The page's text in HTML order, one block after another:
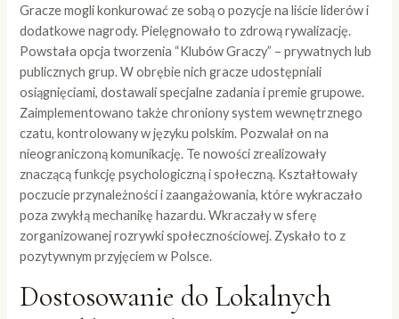
Gracze mogli konkurować ze sobą o pozycje na liście liderów i
dodatkowe nagrody. Pielęgnowało to zdrową rywalizację.
Powstała opcja tworzenia “Klubów Graczy” – prywatnych lub
publicznych grup. W obrębie nich gracze udostępniali
osiągnięciami, dostawali specjalne zadania i premie grupowe.
Zaimplementowano także chroniony system wewnętrznego
czatu, kontrolowany w języku polskim. Pozwalał on na
nieograniczoną komunikację. Te nowości zrealizowały
znaczącą funkcję psychologiczną i społeczną. Kształtowały
poczucie przynależności i zaangażowania, które wykraczało
poza zwykłą mechanikę hazardu. Wkraczały w sferę
zorganizowanej rozrywki społecznościowej. Zyskało to z
pozytywnym przyjęciem w Polsce.
Dostosowanie do Lokalnych